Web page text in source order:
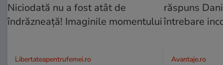
Libertateapentrufemei.ro Avantaje.ro